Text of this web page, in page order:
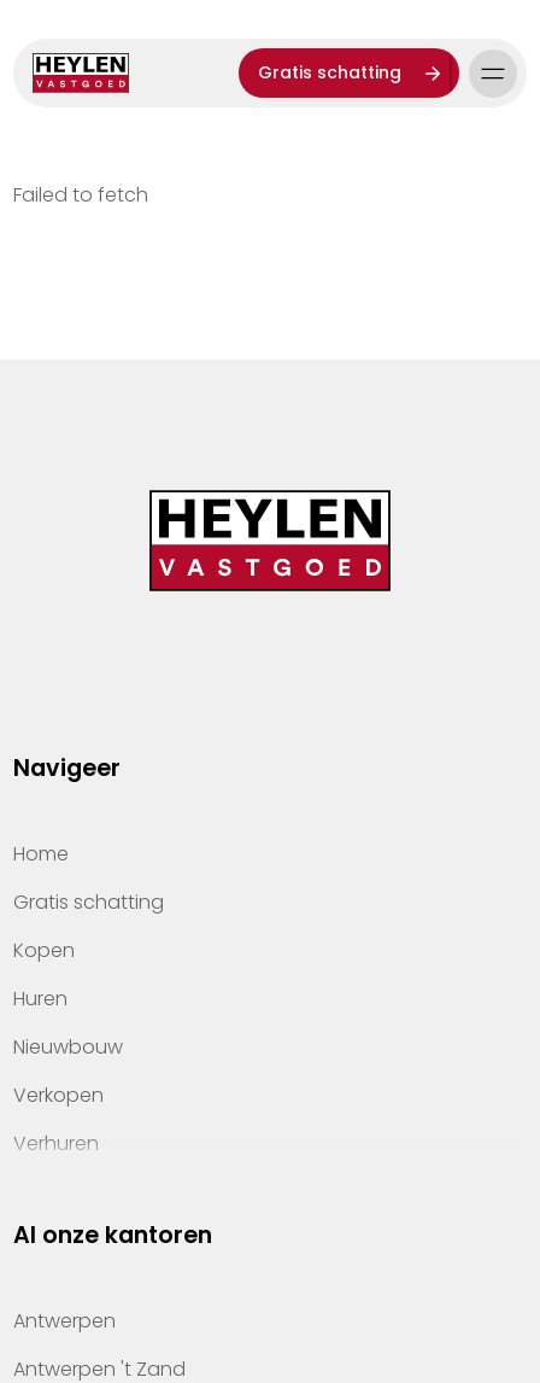
Gratis schatting
Failed to fetch
Navigeer
Home
Gratis schatting
Kopen
Huren
Nieuwbouw
Verkopen
Verhuren
Property management
Kennis van wonen
Al onze kantoren
Antwerpen
Antwerpen 't Zand